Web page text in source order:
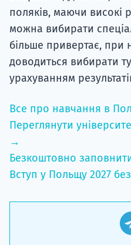
поляків, маючи високі
можна вибирати
більше привертає, при
доводиться вибирати
урахуванням
Все про навчання в
Переглянути
→
Безкоштовно
Вступ у Польщу 2027